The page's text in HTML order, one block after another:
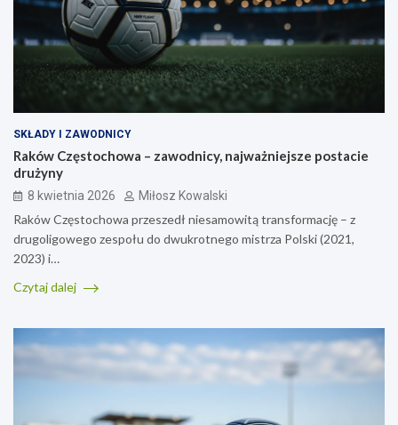
SKŁADY I ZAWODNICY
Raków Częstochowa – zawodnicy, najważniejsze postacie
drużyny
8 kwietnia 2026 Miłosz Kowalski
Raków Częstochowa przeszedł niesamowitą transformację – z
drugoligowego zespołu do dwukrotnego mistrza Polski (2021,
2023) i…
Czytaj dalej